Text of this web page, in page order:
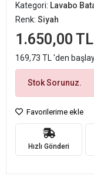
Kategori: Lavabo
Renk: Siyah
1.650,00 TL
169,73 TL 'den
Stok Sorunuz.
Favorilerime ekle
Hızlı Gönderi